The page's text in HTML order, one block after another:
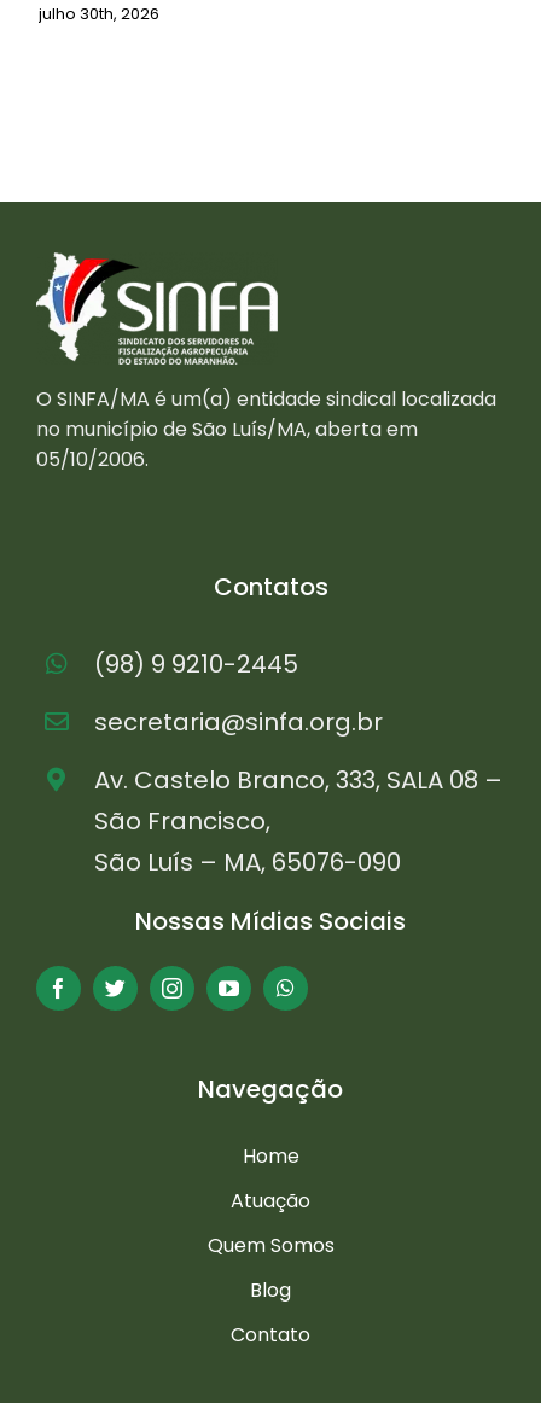
julho 30th, 2026
O SINFA/MA é um(a) entidade sindical localizada
no município de São Luís/MA, aberta em
05/10/2006.
Contatos
(98) 9 9210-2445
secretaria@sinfa.org.br
Av. Castelo Branco, 333, SALA 08 –
São Francisco,
São Luís – MA, 65076-090
Nossas Mídias Sociais
Navegação
Home
Atuação
Quem Somos
Blog
Contato